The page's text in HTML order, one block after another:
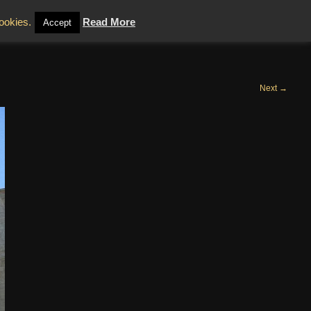
interne
Next →
Accept Read More